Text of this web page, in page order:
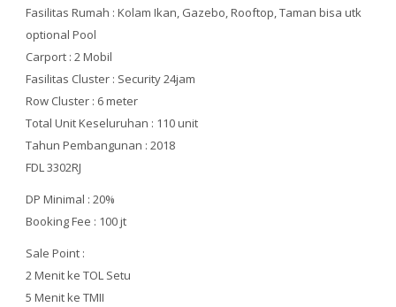
Fasilitas Rumah : Kolam Ikan, Gazebo, Rooftop, Taman bisa utk
optional Pool
Carport : 2 Mobil
Fasilitas Cluster : Security 24jam
Row Cluster : 6 meter
Total Unit Keseluruhan : 110 unit
Tahun Pembangunan : 2018
FDL 3302RJ
DP Minimal : 20%
Booking Fee : 100 jt
Sale Point :
2 Menit ke TOL Setu
5 Menit ke TMII